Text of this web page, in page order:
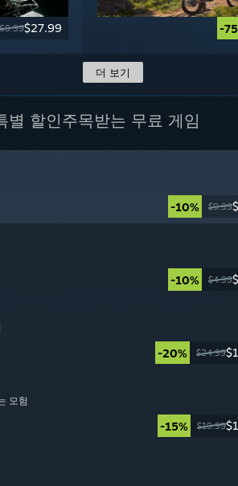
$27.99 -
더 보기
별 할인주목받는 무료 게임
-10% $9.99
-10% $4.99
-20% $24.99
모험
-15% $19.99